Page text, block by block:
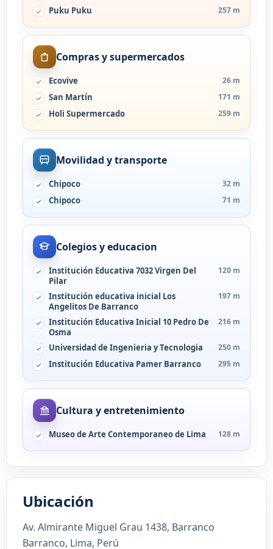
Puku Puku 257 m
Compras y supermercados
Ecovive 26 m
San Martín 171 m
Holi Supermercado 259 m
Movilidad y transporte
Chipoco 32 m
Chipoco 71 m
Colegios y educacion
Institución Educativa 7032 Virgen Del
Pilar
120 m
Institución educativa inicial Los
Angelitos De Barranco
197 m
Institución Educativa Inicial 10 Pedro De
Osma
216 m
Universidad de Ingenieria y Tecnologia 250 m
Institución Educativa Pamer Barranco 295 m
Cultura y entretenimiento
Museo de Arte Contemporaneo de Lima 128 m
Ubicación
Av. Almirante Miguel Grau 1438, Barranco
Barranco, Lima, Perú